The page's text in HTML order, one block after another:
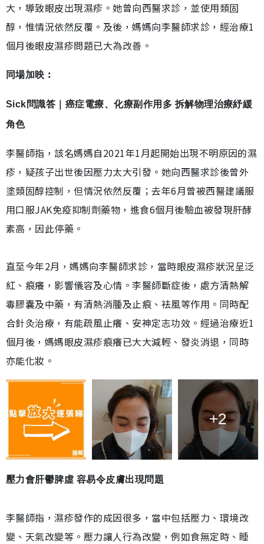
大，導致眼皮出現濕疹。她曾向西醫求診，並使用類固
醇，惟情況依然反覆。及後，媽媽向李醫師求診，經治療1
個月後眼皮濕疹問題已大為改善。
同場加映︰
Sick問識答｜癌症電療、化療副作用多 拆解物理治療紓緩
角色
李醫師指，該名媽媽自2021年1月起開始出現不明原因的濕
疹，疑孩子出世後因壓力太大引發。她向西醫求診後曾外
塗類固醇控制，但情況依然反覆；去年6月曾被西醫建議服
用口服JAK免疫抑制劑藥物，進食6個月後驗血被發現肝酵
素高，因此停藥。
直至今年2月，媽媽向李醫師求診，當時眼皮濕疹狀況呈泛
紅、痕癢，影響儀容及心情。李醫師斷症後，處方清熱解
毒膠囊及中藥，有清熱消腫及止痕、袪風等作用。同時配
合針灸治療，有能疏風止癢、安神定志功效。經過治療近1
個月後，媽媽眼皮濕疹痕癢已大大減輕、發炎消退，同時
亦能化妝。
+2
壓力會肝鬱脾虛 容易令皮膚出現問題
李醫師指，濕疹發作的成因很多，當中包括壓力、環境改
變、天氣改變等。壓力讓人行為改變，例如食無定時、睡